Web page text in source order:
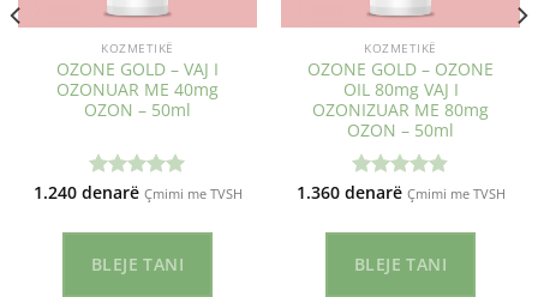
KOZMETIKË
OZONE GOLD – VAJ I
OZONUAR ME 40mg
OZON – 50ml
Vlerësuar
nga 5
1.240 denarë Çmimi me TVSH
BLEJE TANI
KOZMETIKË
OZONE GOLD – OZONE
OIL 80mg VAJ I
OZONIZUAR ME 80mg
OZON – 50ml
Vlerësuar
nga 5
1.360 denarë Çmimi me TVSH
BLEJE TANI